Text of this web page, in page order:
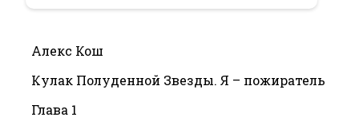
Алекс Кош
Кулак Полуденной Звезды. Я – пожиратель
Глава 1